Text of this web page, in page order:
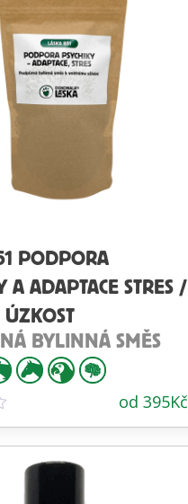
PODPORA
A ADAPTACE STRES /
ÚZKOST
BYLINNÁ SMĚS
od 395Kč